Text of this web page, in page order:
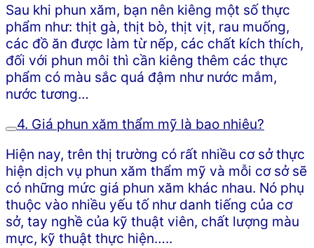
Sau khi phun xăm, bạn nên kiêng một số thực
phẩm như: thịt gà, thịt bò, thịt vịt, rau muống,
các đồ ăn được làm từ nếp, các chất kích thích,
đối với phun môi thì cần kiêng thêm các thực
phẩm có màu sắc quá đậm như nước mắm,
nước tương…
4. Giá phun xăm thẩm mỹ là bao nhiêu?
Hiện nay, trên thị trường có rất nhiều cơ sở thực
hiện dịch vụ phun xăm thẩm mỹ và mỗi cơ sở sẽ
có những mức giá phun xăm khác nhau. Nó phụ
thuộc vào nhiều yếu tố như danh tiếng của cơ
sở, tay nghề của kỹ thuật viên, chất lượng màu
mực, kỹ thuật thực hiện…..